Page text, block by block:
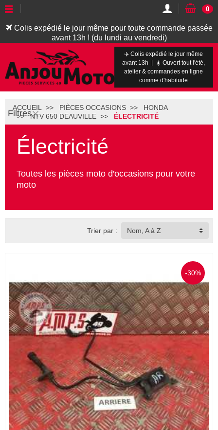
Colis expédié le jour même pour toute commande passée
avant 13h ! (du lundi au vendredi)
0
✈️ Colis expédié le jour même
avant 13h | ☀️ Ouvert tout l'été,
atelier & commandes en ligne
comme d'habitude
Filtres
ACCUEIL PIÈCES OCCASIONS
HONDA
NTV 650 DEAUVILLE
ÉLECTRICITÉ
Électricité
Toutes les pièces moto d'occasions pour votre
moto
Trier par : Nom, A à Z
-30%